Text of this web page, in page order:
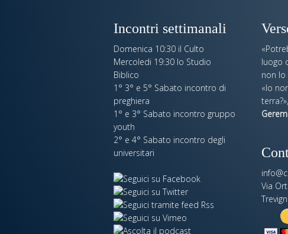
Incontri settimanali
Domenica 10:30 il Culto
Mercoledi 19:30 lo Studio
Biblico
1° 3° e 5° Sabato incontro di
preghiera
1° e 3° Sabato incontro gruppo
youth
2° e 4° Sabato incontro degli
universitari
luogo
non lo
«Io
Via